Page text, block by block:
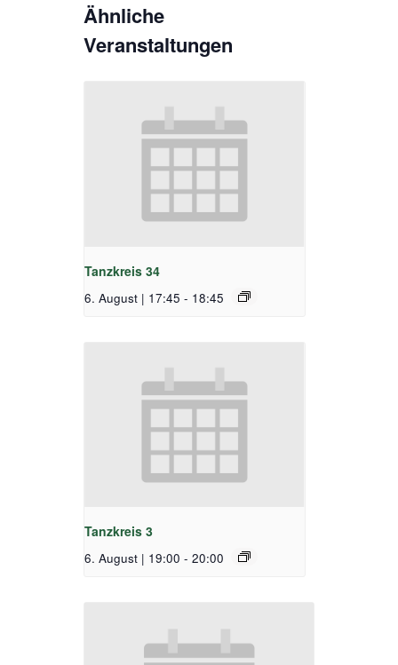
Ähnliche
Veranstaltungen
Tanzkreis 34
6. August | 17:45 - 18:45
Tanzkreis 3
6. August | 19:00 - 20:00